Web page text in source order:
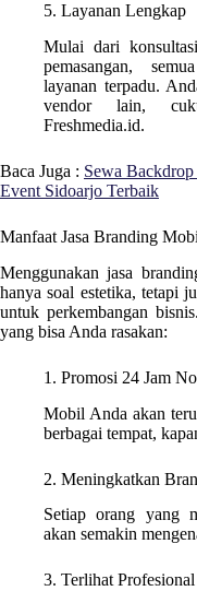
5. Layanan Lengkap
Mulai dari
pemasangan,
layanan terpadu.
vendor lain,
Freshmedia.id.
Baca Juga : Sewa
Event Sidoarjo Terbaik
Manfaat Jasa Branding
Menggunakan jasa
hanya soal estetika, tetapi
untuk perkembangan
yang bisa Anda rasakan:
1. Promosi 24 Jam
Mobil Anda akan
berbagai tempat,
2. Meningkatkan
Setiap orang yang
akan semakin
3. Terlihat